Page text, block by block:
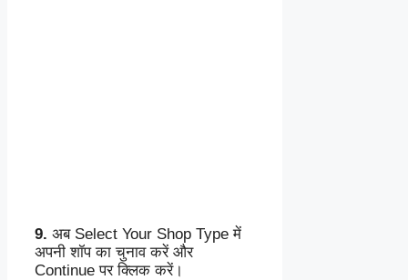
9. अब Select Your Shop Type में
अपनी शॉप का चुनाव करें और
Continue पर क्लिक करें।